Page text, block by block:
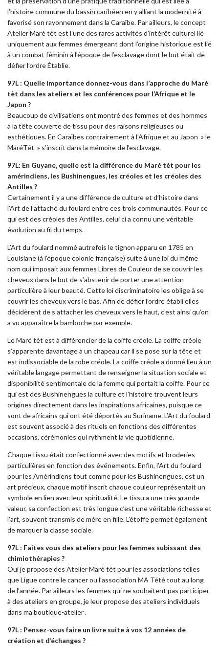
l’histoire commune du bassin caribéen en y alliant la modernité à
favorisé son rayonnement dans la Caraïbe. Par ailleurs, le concept
Atelier Maré tèt est l’une des rares activités d’intérêt culturel lié
uniquement aux femmes émergeant dont l’origine historique est lié
à un combat féminin à l’époque de l’esclavage dont le but était de
défier l’ordre Établie.
97L : Quelle importance donnez-vous dans l’approche du Maré
tèt dans les ateliers et les conférences pour l’Afrique et le
Japon ?
Beaucoup de civilisations ont montré des femmes et des hommes
à la tête couverte de tissu pour des raisons religieuses ou
esthétiques. En Caraïbes contrairement à l’Afrique et au Japon » le
MaréTét » s’inscrit dans la mémoire de l’esclavage.
97L: En Guyane, quelle est la différence du Maré tèt pour les
amérindiens, les Bushinengues, les créoles et les créoles des
Antilles ?
Certainement il y a une différence de culture et d’histoire dans
l’Art de l’attaché du foulard entre ces trois communautés. Pour ce
qui est des créoles des Antilles, celui ci a connu une véritable
évolution au fil du temps.
L’Art du foulard nommé autrefois le tignon apparu en 1785 en
Louisiane (à l’époque colonie française) suite à une loi du même
nom qui imposait aux femmes Libres de Couleur de se couvrir les
cheveux dans le but de s’abstenir de porter une attention
particulière à leur beauté. Cette loi discriminatoire les oblige à se
couvrir les cheveux vers le bas. Afin de défier l’ordre établi elles
décidèrent de s attacher les cheveux vers le haut, c’est ainsi qu’on
a vu apparaître la bamboche par exemple.
Le Maré tèt est à différencier de la coiffe créole. La coiffe créole
s’apparente davantage à un chapeau car il se pose sur la tête et
est indissociable de la robe créole. La coiffe créole a donné lieu à un
véritable langage permettant de renseigner la situation sociale et
disponibilité sentimentale de la femme qui portait la coiffe. Pour ce
qui est des Bushinengues la culture et l’histoire trouvent leurs
origines directement dans les inspirations africaines, puisque ce
sont de africains qui ont été déportés au Suriname. L’Art du foulard
est souvent associé à des rituels en fonctions des différentes
occasions, cérémonies qui rythment la vie quotidienne.
Chaque tissu était confectionné avec des motifs et broderies
particulières en fonction des événements. Enfin, l’Art du foulard
pour les Amérindiens tout comme pour les Bushinengues, est un
art précieux, chaque motif inscrit chaque couleur représentait un
symbole en lien avec leur spiritualité. Le tissu a une très grande
valeur, sa confection est très longue c’est une véritable richesse et
l’art, souvent transmis de mère en fille. L’étoffe permet également
de marquer la classe sociale.
97L : Faites vous des ateliers pour les femmes subissant des
chimiothérapies ?
Oui je propose des Atelier Maré tèt pour les associations telles
que Ligue contre le cancer ou l’association MA Tété tout au long
de l’année. Par ailleurs les femmes qui ne souhaitent pas participer
à des ateliers en groupe, je leur propose des ateliers individuels
dans ma boutique-atelier .
97L : Pensez-vous faire un livre suite à vos 12 années de
création et d’échanges ?